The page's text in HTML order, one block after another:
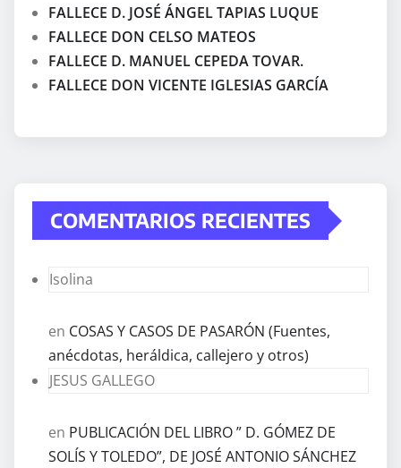
FALLECE D. JOSÉ ÁNGEL TAPIAS LUQUE
FALLECE DON CELSO MATEOS
FALLECE D. MANUEL CEPEDA TOVAR.
FALLECE DON VICENTE IGLESIAS GARCÍA
COMENTARIOS RECIENTES
Isolina
en COSAS Y CASOS DE PASARÓN (Fuentes,
anécdotas, heráldica, callejero y otros)
JESUS GALLEGO
en PUBLICACIÓN DEL LIBRO ” D. GÓMEZ DE
SOLÍS Y TOLEDO”, DE JOSÉ ANTONIO SÁNCHEZ